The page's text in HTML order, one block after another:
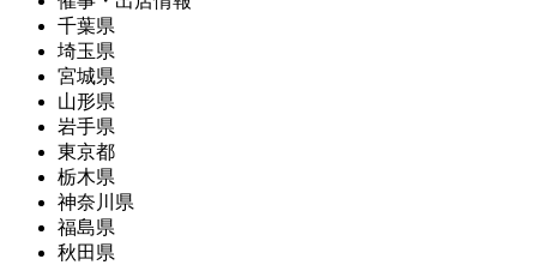
千葉県
埼玉県
宮城県
山形県
岩手県
東京都
栃木県
神奈川県
福島県
秋田県